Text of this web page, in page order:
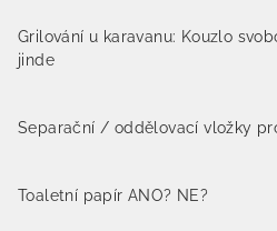
Grilování u karavanu: Kouzlo
jinde
Separační / oddělovací vložky
Toaletní papír ANO? NE?